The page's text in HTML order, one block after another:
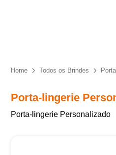
Home Todos os Brindes
Porta-lingerie
Porta-lingerie Personalizado
sua privacidade, utilizaremos
de marketing. Você pode
Iniciar